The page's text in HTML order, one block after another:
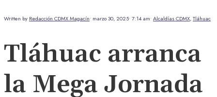
Written by Redacción CDMX Magacín• marzo 30, 2025• 7:14 am• Alcaldías CDMX,Tláhuac
Tláhuac arranca
la Mega Jornada